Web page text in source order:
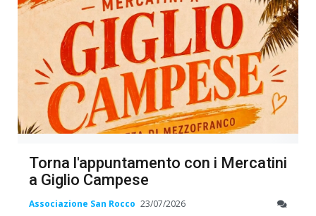
Torna l'appuntamento con i Mercatini
a Giglio Campese
Associazione San Rocco 23/07/2026